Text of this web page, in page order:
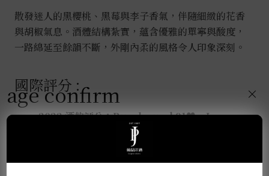
散發迷人的黑櫻桃、黑莓與李子香氣，伴隨細緻的花香
與胡椒氣息。酒體結構紮實，蘊含優雅的單寧與酸度，
一路綿延至餘韻不斷，外剛內柔的風格令人印象深刻。
國際評分 :
2022 酒款評分：Burghound 91♥、Jasper
Morris 92、Vinous 90-92
2020 酒款評分：Vinous 92
age confirm ×